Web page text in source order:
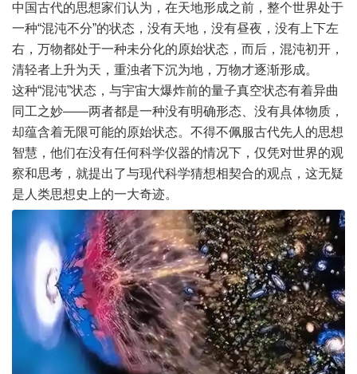
中国古代的思想家们认为，在天地形成之前，整个世界处于
一种“混沌不分”的状态，没有天地，没有昼夜，没有上下左
右，万物都处于一种未分化的原始状态，而后，混沌初开，
清轻者上升为天，重浊者下沉为地，万物才逐渐形成。
这种“混沌”状态，与宇宙大爆炸前的量子真空状态有着异曲
同工之妙——两者都是一种没有明确形态、没有具体物质，
却蕴含着无限可能的原始状态。不得不佩服古代先人的思想
智慧，他们在没有任何科学仪器的情况下，仅凭对世界的观
察和思考，就提出了与现代科学猜想相契合的观点，这无疑
是人类思想史上的一大奇迹。